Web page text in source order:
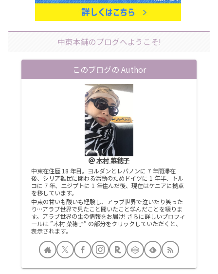
中東本舗のブログへようこそ!
このブログの Author
木村 菜穂子
中東在住歴 18 年目。ヨルダンとレバノンに 7 年間滞在
後、シリア難民に関わる活動のためドイツに 1 年半、トル
コに 7 年、エジプトに 1 年住んだ後、現在はケニアに拠点
を移しています。
中東の甘いも酸いも経験し、アラブ世界で泣いたり笑った
り…アラブ世界で見たこと聞いたこと学んだことを綴りま
す。アラブ世界の生の情報をお届け! さらに詳しいプロフィ
ールは ”木村 菜穂子” の部分をクリックしていただくと、
表示されます。